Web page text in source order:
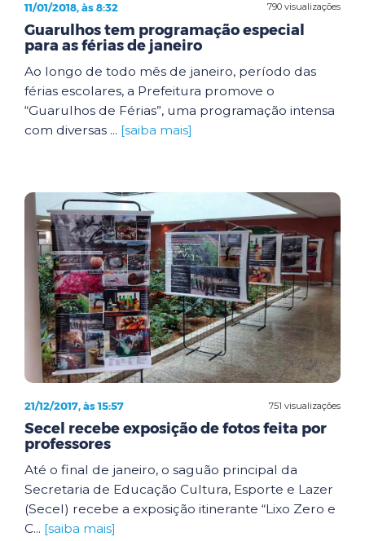
790 visualizações
11/01/2018, às 8:32
Guarulhos tem programação especial
para as férias de janeiro
Ao longo de todo mês de janeiro, período das
férias escolares, a Prefeitura promove o
“Guarulhos de Férias”, uma programação intensa
com diversas ... [saiba mais]
751 visualizações
21/12/2017, às 15:57
Secel recebe exposição de fotos feita por
professores
Até o final de janeiro, o saguão principal da
Secretaria de Educação Cultura, Esporte e Lazer
(Secel) recebe a exposição itinerante “Lixo Zero e
C... [saiba mais]